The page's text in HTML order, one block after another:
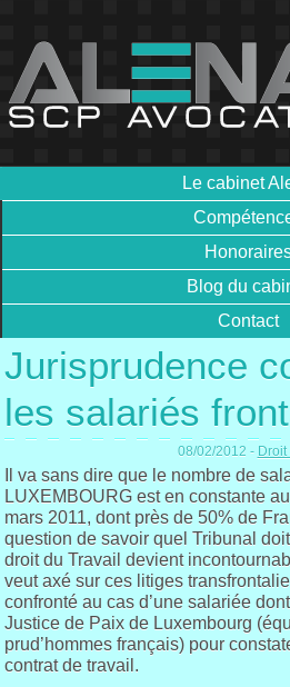
Le cabinet
Blog du
Contact
Jurisprudence
les salariés
08/02/2012 -
Il va sans dire que le nombre de
LUXEMBOURG est en constante
mars 2011, dont près de 50% de
question de savoir quel Tribunal
droit du Travail devient
veut axé sur ces litiges
confronté au cas d’une salariée
Justice de Paix de Luxembourg
prud’hommes français) pour
contrat de travail.